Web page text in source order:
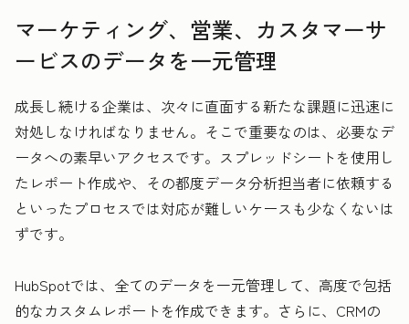
マーケティング、営業、カスタマーサ
ービスのデータを一元管理
成長し続ける企業は、次々に直面する新たな課題に迅速に
対処しなければなりません。そこで重要なのは、必要なデ
ータへの素早いアクセスです。スプレッドシートを使用し
たレポート作成や、その都度データ分析担当者に依頼する
といったプロセスでは対応が難しいケースも少なくないは
ずです。
HubSpotでは、全てのデータを一元管理して、高度で包括
的なカスタムレポートを作成できます。さらに、CRMの